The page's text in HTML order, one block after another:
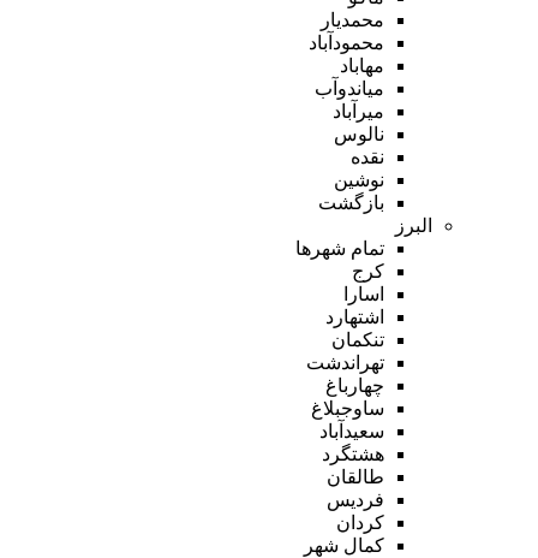
محمدیار
محمودآباد
مهاباد
میاندوآب
میرآباد
نالوس
نقده
نوشین
بازگشت
البرز
تمام شهر‌ها
کرج
اسارا
اشتهارد
تنکمان
تهراندشت
چهارباغ
ساوجبلاغ
سعیدآباد
هشتگرد
طالقان
فردیس
کردان
کمال شهر